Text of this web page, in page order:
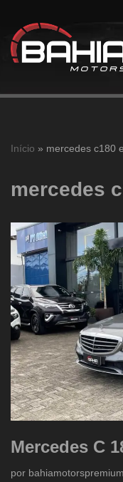
Pular
para
Início » mercedes c180
mercedes
Mercedes C
por